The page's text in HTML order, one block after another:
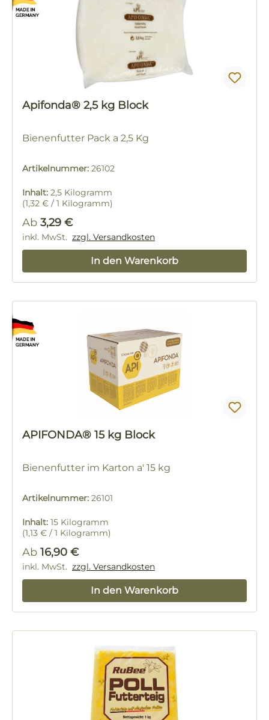
Apifonda® 2,5 kg Block
Bienenfutter Pack a 2,5 Kg
Artikelnummer: 26102
Inhalt: 2,5 Kilogramm
(1,32 € / 1 Kilogramm)
Regulärer Preis:
Ab 3,29 €
inkl. MwSt. zzgl. Versandkosten
In den Warenkorb
APIFONDA® 15 kg Block
Bienenfutter im Karton a' 15 kg
Artikelnummer: 26101
Inhalt: 15 Kilogramm
(1,13 € / 1 Kilogramm)
Regulärer Preis:
Ab 16,90 €
inkl. MwSt. zzgl. Versandkosten
In den Warenkorb